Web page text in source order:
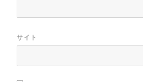
サイト